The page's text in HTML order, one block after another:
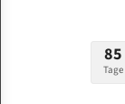
Konvex Meterware
85
Tage